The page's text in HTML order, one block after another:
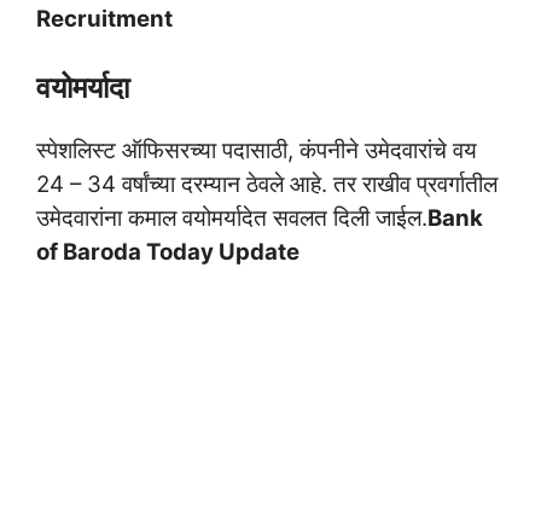
Recruitment
वयोमर्यादा
स्पेशलिस्ट ऑफिसरच्या पदासाठी, कंपनीने उमेदवारांचे वय
24 – 34 वर्षांच्या दरम्यान ठेवले आहे. तर राखीव प्रवर्गातील
उमेदवारांना कमाल वयोमर्यादेत सवलत दिली जाईल.Bank
of Baroda Today Update